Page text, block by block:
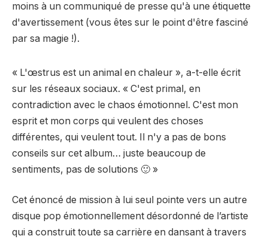
moins à un communiqué de presse qu'à une étiquette
d'avertissement (vous êtes sur le point d'être fasciné
par sa magie !).
« L'œstrus est un animal en chaleur », a-t-elle écrit
sur les réseaux sociaux. « C'est primal, en
contradiction avec le chaos émotionnel. C'est mon
esprit et mon corps qui veulent des choses
différentes, qui veulent tout. Il n'y a pas de bons
conseils sur cet album… juste beaucoup de
sentiments, pas de solutions 🙂 »
Cet énoncé de mission à lui seul pointe vers un autre
disque pop émotionnellement désordonné de l’artiste
qui a construit toute sa carrière en dansant à travers